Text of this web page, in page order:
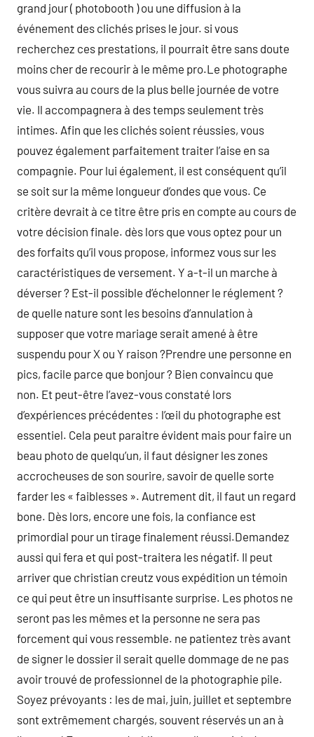
grand jour ( photobooth ) ou une diffusion à la
événement des clichés prises le jour. si vous
recherchez ces prestations, il pourrait être sans doute
moins cher de recourir à le même pro.Le photographe
vous suivra au cours de la plus belle journée de votre
vie. Il accompagnera à des temps seulement très
intimes. Afin que les clichés soient réussies, vous
pouvez également parfaitement traiter l’aise en sa
compagnie. Pour lui également, il est conséquent qu’il
se soit sur la même longueur d’ondes que vous. Ce
critère devrait à ce titre être pris en compte au cours de
votre décision finale. dès lors que vous optez pour un
des forfaits qu’il vous propose, informez vous sur les
caractéristiques de versement. Y a-t-il un marche à
déverser ? Est-il possible d’échelonner le réglement ?
de quelle nature sont les besoins d’annulation à
supposer que votre mariage serait amené à être
suspendu pour X ou Y raison ?Prendre une personne en
pics, facile parce que bonjour ? Bien convaincu que
non. Et peut-être l’avez-vous constaté lors
d’expériences précédentes : l’œil du photographe est
essentiel. Cela peut paraitre évident mais pour faire un
beau photo de quelqu’un, il faut désigner les zones
accrocheuses de son sourire, savoir de quelle sorte
farder les « faiblesses ». Autrement dit, il faut un regard
bone. Dès lors, encore une fois, la confiance est
primordial pour un tirage finalement réussi.Demandez
aussi qui fera et qui post-traitera les négatif. Il peut
arriver que christian creutz vous expédition un témoin
ce qui peut être un insuffisante surprise. Les photos ne
seront pas les mêmes et la personne ne sera pas
forcement qui vous ressemble. ne patientez très avant
de signer le dossier il serait quelle dommage de ne pas
avoir trouvé de professionnel de la photographie pile.
Soyez prévoyants : les de mai, juin, juillet et septembre
sont extrêmement chargés, souvent réservés un an à